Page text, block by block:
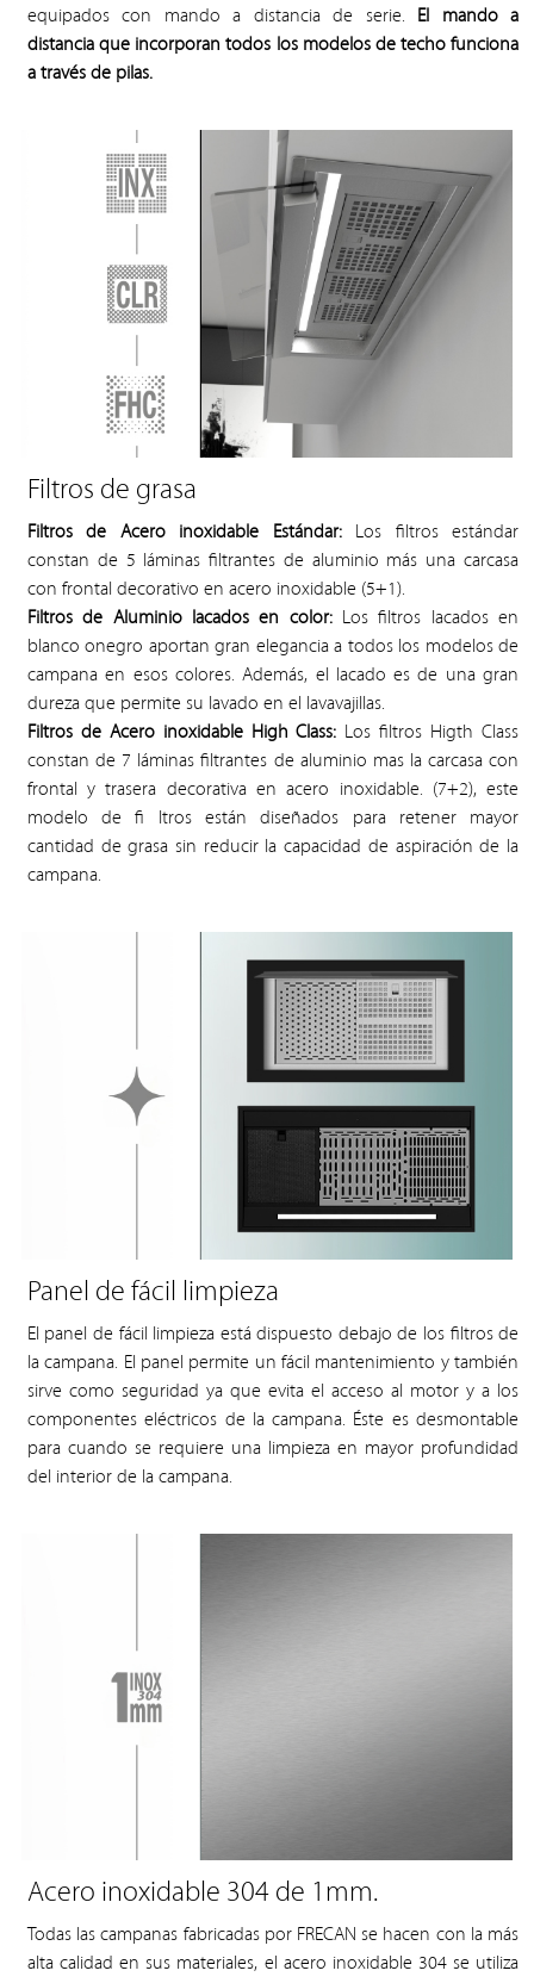
equipados con mando a distancia de serie.
El mando a
distancia que incorporan todos los modelos de techo funciona
a través de pilas.
Filtros de grasa
Filtros de Acero inoxidable Estándar:
Los filtros estándar
constan de 5 láminas filtrantes de aluminio más una carcasa
con frontal decorativo en acero inoxidable (5+1).
Filtros de Aluminio lacados en color:
Los filtros lacados en
blanco onegro aportan gran elegancia a todos los modelos de
campana en esos colores. Además, el lacado es de una gran
dureza que permite su lavado en el lavavajillas.
Filtros de Acero inoxidable High Class: Los filtros Higth Class
constan de 7 láminas filtrantes de aluminio mas la carcasa con
frontal y trasera decorativa en acero inoxidable. (7+2), este
modelo de fi ltros están diseñados para retener mayor
cantidad de grasa sin reducir la capacidad de aspiración de la
campana.
Panel de fácil limpieza
El panel de fácil limpieza está dispuesto debajo de los filtros de
la campana. El panel permite un fácil mantenimiento y también
sirve como seguridad ya que evita el acceso al motor y a los
componentes eléctricos de la campana. Éste es desmontable
para cuando se requiere una limpieza en mayor profundidad
del interior de la campana.
Acero inoxidable 304 de 1mm.
Todas las campanas fabricadas por FRECAN se hacen con la más
alta calidad en sus materiales, el acero inoxidable 304 se utiliza